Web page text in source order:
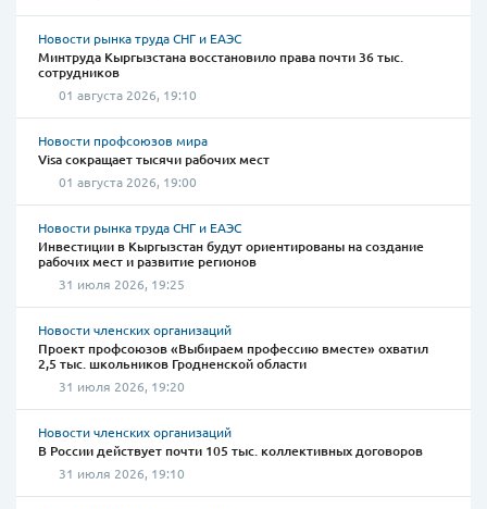
Новости рынка труда СНГ и ЕАЭС
Минтруда Кыргызстана восстановило права почти 36 тыс.
сотрудников
01 августа 2026, 19:10
Новости профсоюзов мира
Visa сокращает тысячи рабочих мест
01 августа 2026, 19:00
Новости рынка труда СНГ и ЕАЭС
Инвестиции в Кыргызстан будут ориентированы на создание
рабочих мест и развитие регионов
31 июля 2026, 19:25
Новости членских организаций
Проект профсоюзов «Выбираем профессию вместе» охватил
2,5 тыс. школьников Гродненской области
31 июля 2026, 19:20
Новости членских организаций
В России действует почти 105 тыс. коллективных договоров
31 июля 2026, 19:10